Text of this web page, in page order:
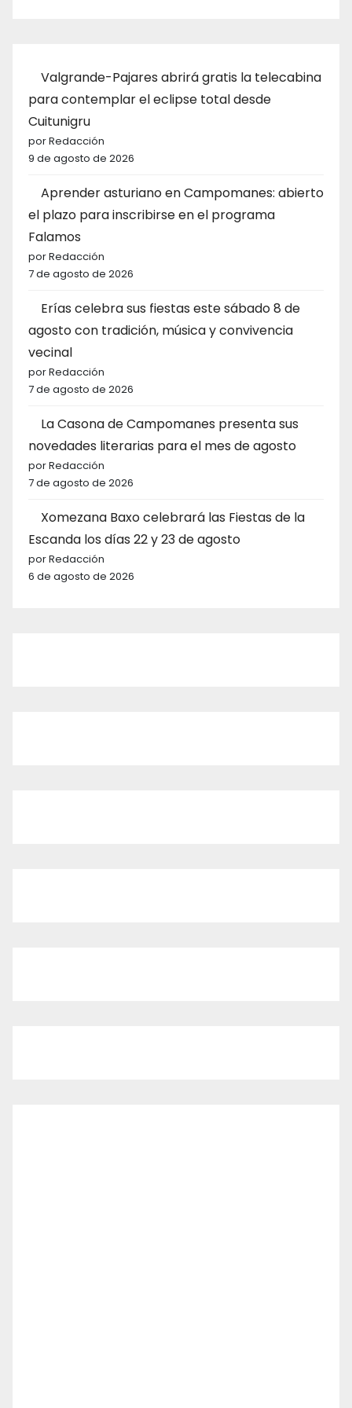
Valgrande-Pajares abrirá gratis la telecabina
para contemplar el eclipse total desde
Cuitunigru
por Redacción
9 de agosto de 2026
Aprender asturiano en Campomanes: abierto
el plazo para inscribirse en el programa
Falamos
por Redacción
7 de agosto de 2026
Erías celebra sus fiestas este sábado 8 de
agosto con tradición, música y convivencia
vecinal
por Redacción
7 de agosto de 2026
La Casona de Campomanes presenta sus
novedades literarias para el mes de agosto
por Redacción
7 de agosto de 2026
Xomezana Baxo celebrará las Fiestas de la
Escanda los días 22 y 23 de agosto
por Redacción
6 de agosto de 2026